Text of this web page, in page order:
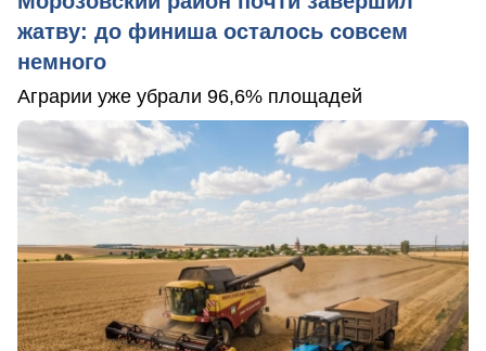
жатву: до финиша осталось совсем
немного
Аграрии уже убрали 96,6% площадей